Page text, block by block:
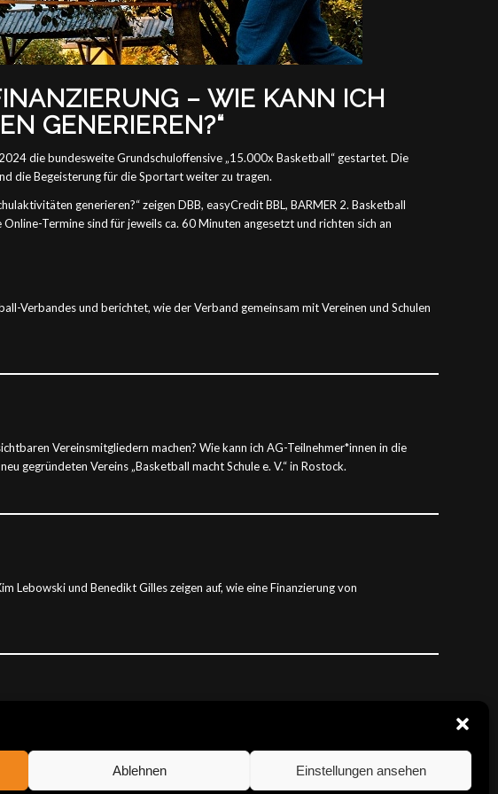
Ablehnen Einstellungen ansehen
– WIE KANN ICH
GENERIEREN?“
die bundesweite Grundschuloffensive „15.000x Basketball“ gestartet. Die
die Begeisterung für die Sportart weiter zu tragen.
generieren?“ zeigen DBB, easyCredit BBL, BARMER 2. Basketball
Termine sind für jeweils ca. 60 Minuten angesetzt und richten sich an
Verbandes und berichtet, wie der Verband gemeinsam mit Vereinen und Schulen
Vereinsmitgliedern machen? Wie kann ich AG-Teilnehmer*innen in die
gegründeten Vereins „Basketball macht Schule e. V.“ in Rostock.
Lebowski und Benedikt Gilles zeigen auf, wie eine Finanzierung von
Wie können solche Mischfinanzierungsmodelle gestaltet sein?